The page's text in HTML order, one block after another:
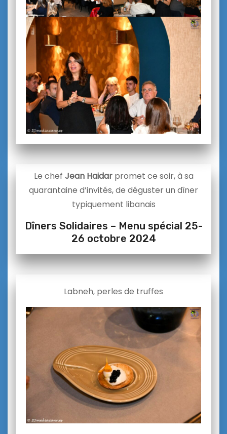
Le chef Jean Haidarpromet ce soir, à sa
quarantaine d’invités, de déguster un dîner
typiquement libanais
Dîners Solidaires – Menu spécial 25-
26 octobre 2024
Labneh, perles de truffes